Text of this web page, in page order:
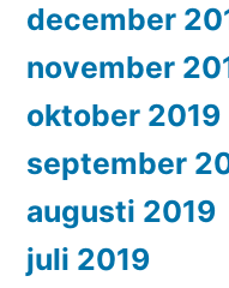
december
november
oktober 2019
september
augusti 2019
juli 2019